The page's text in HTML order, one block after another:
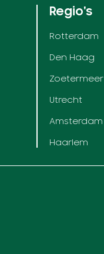
Regio's
Rotterdam
Den Haag
Zoetermeer
Utrecht
Amsterdam
Haarlem